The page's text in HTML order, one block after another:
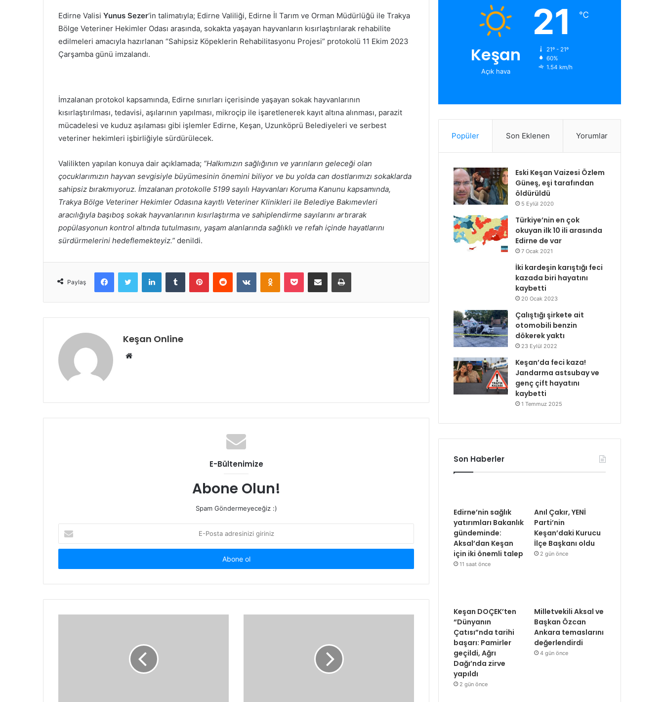
Edirne Valisi Yunus Sezer‘in talimatıyla; Edirne Valiliği, Edirne İl Tarım ve Orman Müdürlüğü ile Trakya
Bölge Veteriner Hekimler Odası arasında, sokakta yaşayan hayvanların kısırlaştırılarak rehabilite
edilmeleri amacıyla hazırlanan “Sahipsiz Köpeklerin Rehabilitasyonu Projesi” protokolü 11 Ekim 2023
Çarşamba günü imzalandı.
İmzalanan protokol kapsamında, Edirne sınırları içerisinde yaşayan sokak hayvanlarının
kısırlaştırılması, tedavisi, aşılarının yapılması, mikroçip ile işaretlenerek kayıt altına alınması, parazit
mücadelesi ve kuduz aşılaması gibi işlemler Edirne, Keşan, Uzunköprü Belediyeleri ve serbest
veteriner hekimleri işbirliğiyle sürdürülecek.
Valilikten yapılan konuya dair açıklamada; “Halkımızın sağlığının ve yarınların geleceği olan
çocuklarımızın hayvan sevgisiyle büyümesinin önemini biliyor ve bu yolda can dostlarımızı sokaklarda
sahipsiz bırakmıyoruz. İmzalanan protokolle 5199 sayılı Hayvanları Koruma Kanunu kapsamında,
Trakya Bölge Veteriner Hekimler Odasına kayıtlı Veteriner Klinikleri ile Belediye Bakımevleri
aracılığıyla başıboş sokak hayvanlarının kısırlaştırma ve sahiplendirme sayılarını artırarak
popülasyonun kontrol altında tutulmasını, yaşam alanlarında sağlıklı ve refah içinde hayatlarını
sürdürmelerini hedeflemekteyiz.” denildi.
Paylaş
FacebookTwitter LinkedInTumblr PinterestReddit VKontakteOdnoklassniki
Pocket E-Posta ile paylaş Yazdır
Keşan Online
Web
E-Bültenimize
Abone Olun!
Spam Göndermeyeceğiz :)
Posta
adresinizi
Keşan
Açık hava
21 ℃
21º - 21º
60%
1.54 km/h
Popüler Son Eklenen Yorumlar
Eski Keşan Vaizesi Özlem
Güneş, eşi tarafından
öldürüldü
5 Eylül 2020
Türkiye’nin en çok
okuyan ilk 10 ili arasında
Edirne de var
7 Ocak 2021
İki kardeşin karıştığı feci
kazada biri hayatını
kaybetti
20 Ocak 2023
Çalıştığı şirkete ait
otomobili benzin
dökerek yaktı
23 Eylül 2022
Keşan’da feci kaza!
Jandarma astsubay ve
genç çift hayatını
kaybetti
1 Temmuz 2025
Son Haberler
Edirne’nin sağlık
yatırımları Bakanlık
gündeminde:
Aksal’dan Keşan
için iki önemli talep
11 saat önce
Anıl Çakır, YENİ
Parti’nin
Keşan’daki Kurucu
İlçe Başkanı oldu
2 gün önce
Keşan DOÇEK’ten
“Dünyanın
Çatısı”nda tarihi
başarı: Pamirler
geçildi, Ağrı
Dağı’nda zirve
yapıldı
2 gün önce
Milletvekili Aksal ve
Başkan Özcan
Ankara temaslarını
değerlendirdi
4 gün önce